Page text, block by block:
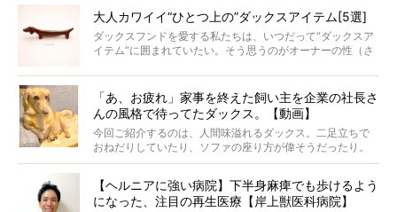
大人カワイイ“ひとつ上の”ダックスアイテム[5選]
ダックスフンドを愛する私たちは、いつだって“ダックスア
イテム”に囲まれていたい。そう思うのがオーナーの性（さ
ムをご紹介。
「あ、お疲れ」家事を終えた飼い主を企業の社長さ
んの風格で待ってたダックス。【動画】
今回ご紹介するのは、人間味溢れるダックス。二足立ちで
おねだりしていたり、ソファの座り方が偉そうだったり。
今にも言葉を発しそうなダックスの姿は、もう人間にしか
【ヘルニアに強い病院】下半身麻痺でも歩けるよう
になった、注目の再生医療【岸上獣医科病院】